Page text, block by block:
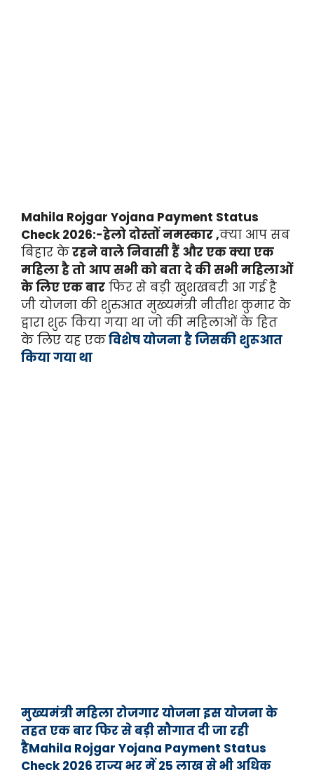
Mahila Rojgar Yojana Payment Status
Check 2026:-हेलो दोस्तों नमस्कार ,क्या आप सब
बिहार केरहने वाले निवासी हैं और एक क्या एक
महिला है तो आप सभी को बता दे की सभी महिलाओं
के लिए एक बार फिर से बड़ी खुशखबरी आ गई है
जी योजना की शुरुआत मुख्यमंत्री नीतीश कुमार के
द्वारा शुरू किया गया था जो की महिलाओं के हित
के लिए यह एकविशेष योजना है जिसकी शुरूआत
किया गया था
मुख्यमंत्री महिला रोजगार योजना इस योजना के
तहत एक बार फिर से बड़ी सौगात दी जा रही
हैMahila Rojgar Yojana Payment Status
Check 2026 राज्य भर में 25 लाख से भी अधिक